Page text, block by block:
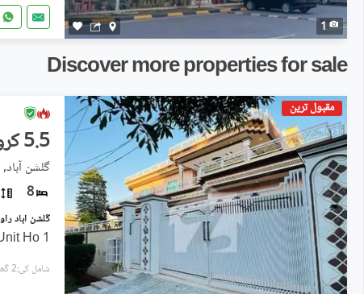
1
Discover more properties for sale
مقبول ترین
5.5 کروڑ
گلشن
8
1 Kanal Double Story Double Unit Ho
شامل کی:2 گھنٹے پہل